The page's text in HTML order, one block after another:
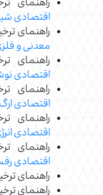
راهنمای
اقتصادی
راهنمای
معدنی و
راهنمای
اقتصادی
راهنمای
اقتصادی
راهنمای
اقتصادی
راهنمای
اقتصادی
راهنمای
راهنمای